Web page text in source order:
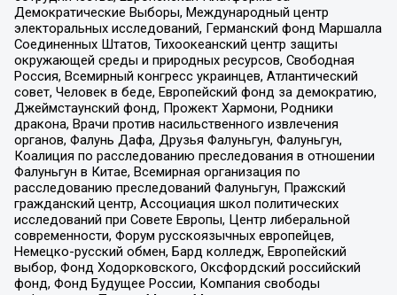
Демократические Выборы, Международный центр
электоральных исследований, Германский фонд Маршалла
Соединенных Штатов, Тихоокеанский центр защиты
окружающей среды и природных ресурсов, Свободная
Россия, Всемирный конгресс украинцев, Атлантический
совет, Человек в беде, Европейский фонд за демократию,
Джеймстаунский фонд, Прожект Хармони, Родники
дракона, Врачи против насильственного извлечения
органов, Фалунь Дафа, Друзья Фалуньгун, Фалуньгун,
Коалиция по расследованию преследования в отношении
Фалуньгун в Китае, Всемирная организация по
расследованию преследований Фалуньгун, Пражский
гражданский центр, Ассоциация школ политических
исследований при Совете Европы, Центр либеральной
современности, Форум русскоязычных европейцев,
Немецко-русский обмен, Бард колледж, Европейский
выбор, Фонд Ходорковского, Оксфордский российский
фонд, Фонд Будущее России, Компания свободы